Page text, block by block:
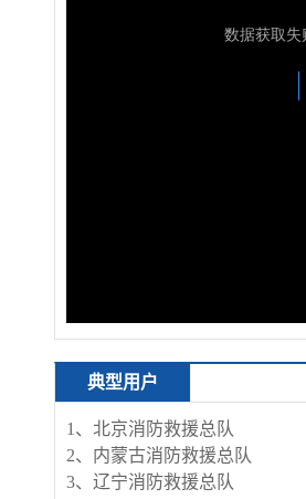
典型用户
1、北京消防救援总队
2、内蒙古消防救援总队
3、辽宁消防救援总队